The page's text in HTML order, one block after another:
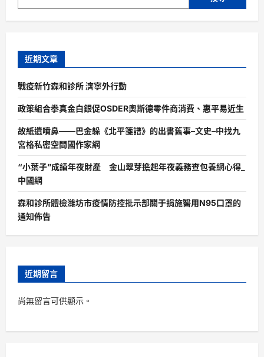
近期文章
戰疫新竹森和診所 濟寧外行動
政策組合拳真金白銀促OSDER奧斯德零件商消費、惠平易近生
故紙遺噴鼻——巴金躲《北平箋譜》的出書舊事–文史–中找九
宮格私密空間國作家網
“小葉子”成績年夜財產 金山翠芽擔起年夜義務查包養網心得_
中國網
森和診所體檢濰坊市疫情防控批示部關于捐施醫用N95口罩的
通知佈告
近期留言
尚無留言可供顯示。